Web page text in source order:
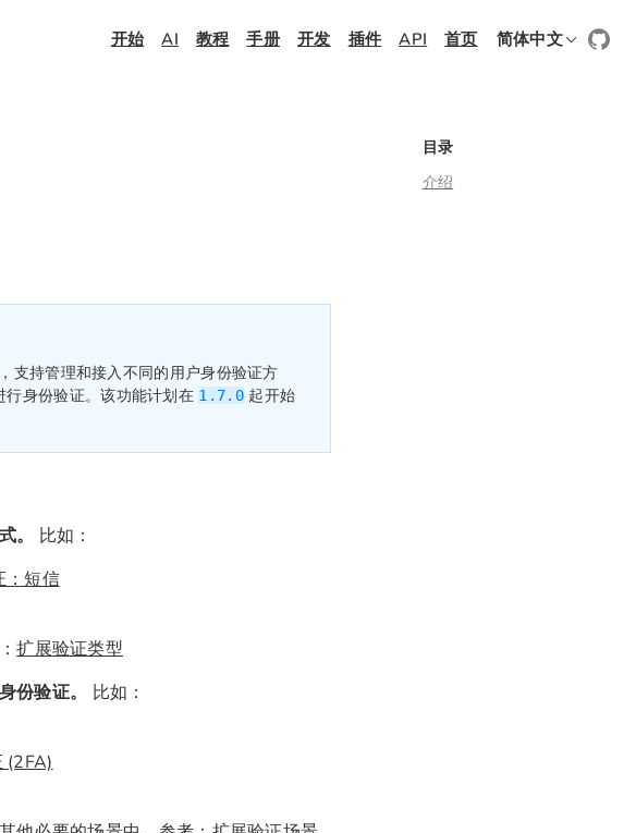
开始 AI 教程 手册 开发 插件 API 首页 简体中文
，支持管理和接入不同的用户身份验证方
身份验证。该功能计划在 1.7.0起开始
。
比如：
：短信
扩展验证类型
份验证。
比如：
(2FA)
目录
介绍